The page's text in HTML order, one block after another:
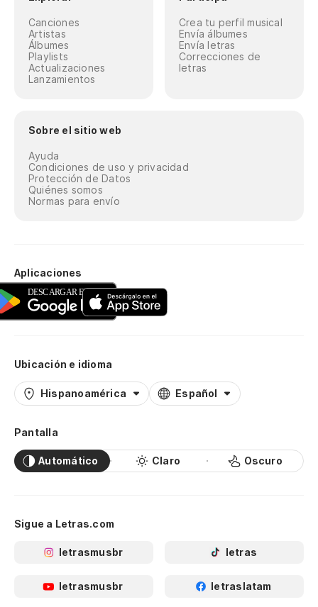
Canciones
Artistas
Álbumes
Playlists
Actualizaciones
Lanzamientos
Crea tu perfil musical
Envía álbumes
Envía letras
Correcciones de
letras
Sobre el sitio web
Ayuda
Condiciones de uso y privacidad
Protección de Datos
Quiénes somos
Normas para envío
Aplicaciones
Ubicación e idioma
Hispanoamérica Español
Pantalla
Automático Claro Oscuro
Sigue a Letras.com
letrasmusbr letras
letrasmusbr letraslatam